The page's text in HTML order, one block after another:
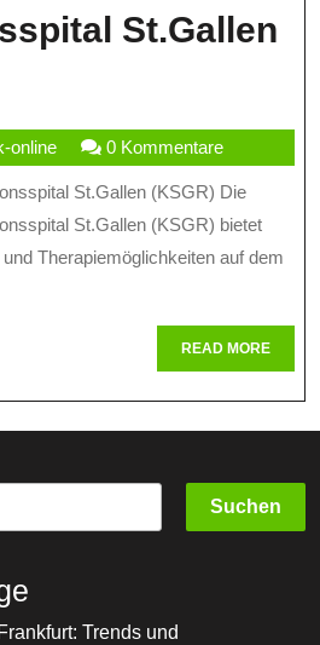
St.Gallen
onlineilk-
online
0 Kommentare
St.Gallen (KSGR) bietet
Therapiemöglichkeiten auf dem
READ MOREREAD
MORE
Suchen
Trends und